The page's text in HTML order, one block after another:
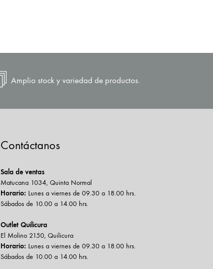
Amplio stock y variedad de productos.
Contáctanos
Sala de ventas
Matucana 1034, Quinta Normal
Horario: Lunes a viernes de 09.30 a 18.00 hrs.
Sábados de 10.00 a 14.00 hrs.
Outlet Quilicura
El Molino 2150, Quilicura
Horario: Lunes a viernes de 09.30 a 18.00 hrs.
Sábados de 10.00 a 14.00 hrs.